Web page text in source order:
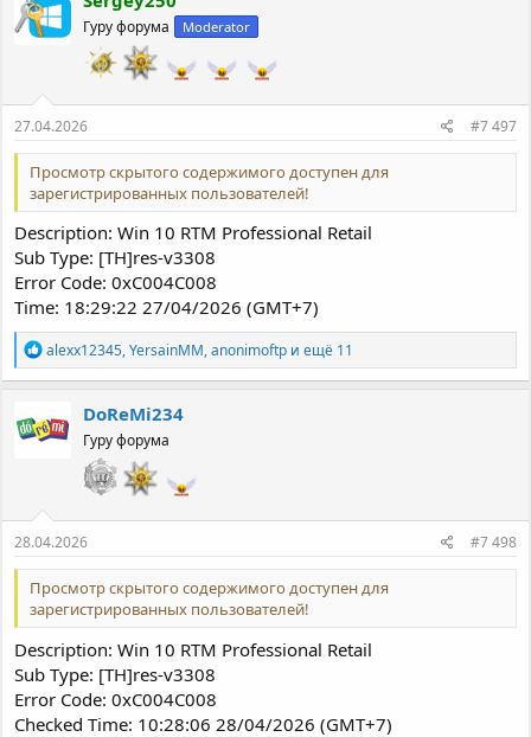
ц
и
Гуру форума Moderator
27.04.2026 #7 497
Просмотр скрытого содержимого доступен для
зарегистрированных пользователей!
Description: Win 10 RTM Professional Retail
Sub Type: [TH]res-v3308
Error Code: 0xC004C008
Time: 18:29:22 27/04/2026 (GMT+7)
Р
е
а
ц
и
alexx12345,YersainMM,anonimoftp и ещё 11
DoReMi234
Гуру форума
28.04.2026 #7 498
Просмотр скрытого содержимого доступен для
зарегистрированных пользователей!
Description: Win 10 RTM Professional Retail
Sub Type: [TH]res-v3308
Error Code: 0xC004C008
Checked Time: 10:28:06 28/04/2026 (GMT+7)